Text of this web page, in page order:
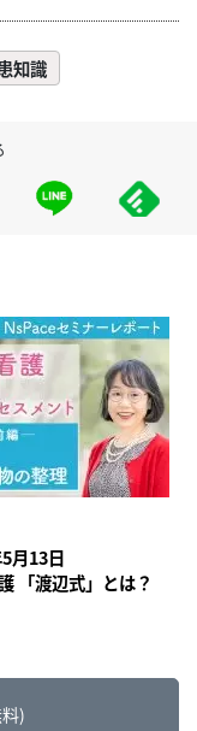
知識
看護師の疾患学び直し
月13日
「渡辺式」とは？ 場
)